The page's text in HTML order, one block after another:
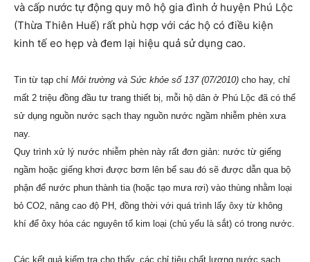
và cấp nước tự động quy mô hộ gia đình ở huyện Phú Lộc
(Thừa Thiên Huế) rất phù hợp với các hộ có điều kiện
kinh tế eo hẹp và đem lại hiệu quả sử dụng cao.
Tin từ tạp chí Môi trường và Sức khỏe số 137 (07/2010) cho hay, chỉ
mất 2 triệu đồng đầu tư trang thiết bị, mỗi hộ dân ở Phú Lộc đã có thể
sử dụng nguồn nước sạch thay nguồn nước ngầm nhiễm phèn xưa
nay.
Quy trình xử lý nước nhiễm phèn này rất đơn giản: nước từ giếng
ngầm hoặc giếng khơi được bơm lên bể sau đó sẽ được dẫn qua bộ
phận để nước phun thành tia (hoặc tạo mưa rơi) vào thùng nhằm loại
bỏ CO2, nâng cao độ PH, đồng thời với quá trình lấy ôxy từ không
khí để ôxy hóa các nguyên tố kim loại (chủ yếu là sắt) có trong nước.
Các kết quả kiểm tra cho thấy, các chỉ tiêu chất lượng nước sạch,